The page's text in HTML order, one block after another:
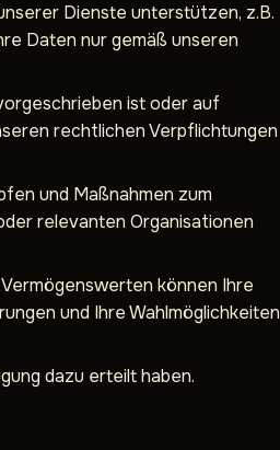
Dienste unterstützen, z.B.
Daten nur gemäß unseren
ist oder auf
rechtlichen Verpflichtungen
und Maßnahmen zum
relevanten Organisationen
können Ihre
und Ihre Wahlmöglichkeiten
dazu erteilt haben.